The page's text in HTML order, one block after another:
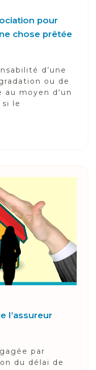
pour
chose prêtée
d’une
ou de
au moyen d'un
le
l’assureur
par
du délai de